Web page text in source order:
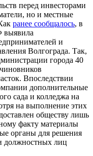
перед инвесторами
но и местные
ранее сообщалось, в
выявила
и
Волгограда. Так,
города 40
Впоследствии
дополнительные
сада и колледжа на
на выполнение этих
обществу лишь
факту материалы
органы для решения
должностных лиц